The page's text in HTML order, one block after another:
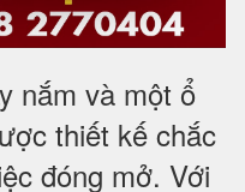
nắm và một ổ
thiết kế chắc
đóng mở. Với